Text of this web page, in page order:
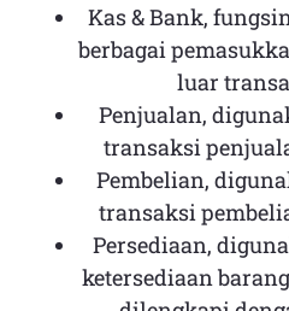
Kas & Bank,
berbagai
luar
Penjualan,
transaksi
Pembelian,
transaksi
Persediaan,
ketersediaan